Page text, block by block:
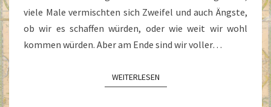
viele Male vermischten sich Zweifel und auch Ängste,
ob wir es schaffen würden, oder wie weit wir wohl
kommen würden. Aber am Ende sind wir voller…
WEITERLESENWEITERLESEN